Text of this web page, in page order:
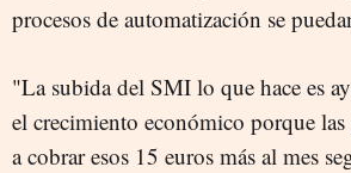
procesos de automatización se
"La subida del SMI lo que hace es
el crecimiento económico porque las
a cobrar esos 15 euros más al mes